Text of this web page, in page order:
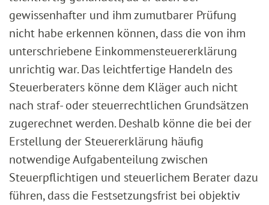
gewissenhafter und ihm zumutbarer Prüfung
nicht habe erkennen können, dass die von ihm
unterschriebene Einkommensteuererklärung
unrichtig war. Das leichtfertige Handeln des
Steuerberaters könne dem Kläger auch nicht
nach straf- oder steuerrechtlichen Grundsätzen
zugerechnet werden. Deshalb könne die bei der
Erstellung der Steuererklärung häufig
notwendige Aufgabenteilung zwischen
Steuerpflichtigen und steuerlichem Berater dazu
führen, dass die Festsetzungsfrist bei objektiv